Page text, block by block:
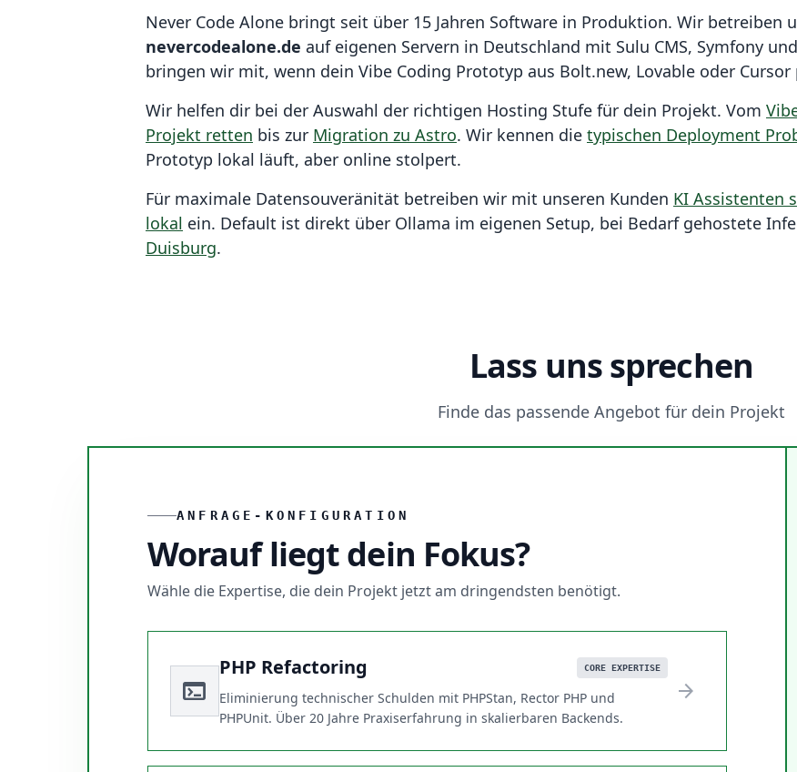
Never Code Alone bringt seit über 15 Jahren Software in Produktion. Wir betreiben
nevercodealone.de auf eigenen Servern in Deutschland mit Sulu CMS, Symfony
bringen wir mit, wenn dein Vibe Coding Prototyp aus Bolt.new, Lovable oder
Wir helfen dir bei der Auswahl der richtigen Hosting Stufe für dein Projekt. Vom
Projekt retten bis zur Migration zu Astro. Wir kennen die typischen Deployment
Prototyp lokal läuft, aber online stolpert.
Für maximale Datensouveränität betreiben wir mit unseren Kunden KI Assistenten
lokal ein. Default ist direkt über Ollama im eigenen Setup, bei Bedarf gehostete
Duisburg.
Lass uns sprechen
Finde das passende Angebot für dein Projekt
ANFRAGE-KONFIGURATION
Worauf liegt dein Fokus?
Wähle die Expertise, die dein Projekt jetzt am dringendsten benötigt.
terminal
PHP Refactoring CORE EXPERTISE
Eliminierung technischer Schulden mit PHPStan, Rector PHP und
PHPUnit. Über 20 Jahre Praxiserfahrung in skalierbaren Backends.
arrow_forward